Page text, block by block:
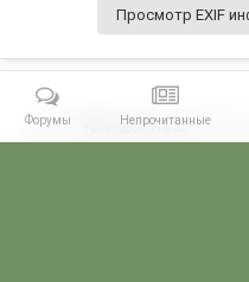
Просмотр EXIF
Поделиться
Форумы Непрочитанные